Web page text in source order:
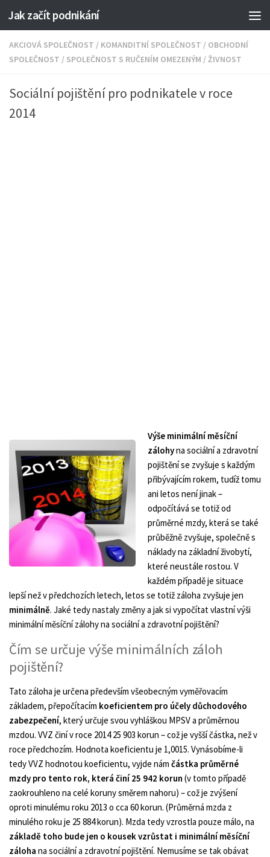
Jak začít podnikání
AKCIOVÁ SPOLEČNOST / KOMANDITNÍ SPOLEČNOST / OBCHODNÍ
SPOLEČNOST / SPOLEČNOST S RUČENÍM OMEZENÝM /ŽIVNOST
Sociální pojištění pro podnikatele v roce
2014
Výše minimální měsíční
zálohyna sociální a zdravotní
pojištění se zvyšuje s každým
přibývajícím rokem, tudíž tomu
ani letos není jinak –
odpočítává se totiž od
průměrné mzdy, která se také
průběžně zvyšuje, společně s
náklady na základní živobytí,
které neustále rostou. V
každém případě je situace
lepší než v předchozích letech, letos se totiž záloha zvyšuje jen
minimálně. Jaké tedy nastaly změny a jak si vypočítat vlastní výši
minimální měsíční zálohy na sociální a zdravotní pojištění?
Čím se určuje výše minimálních záloh
pojištění?
Tato záloha je určena především všeobecným vyměřovacím
základem, přepočítacím koeficientem pro účely důchodového
zabezpečení, který určuje svou vyhláškou MPSV a průměrnou
mzdou. VVZ činí v roce 2014 25 903 korun – což je vyšší částka, než v
roce předchozím. Hodnota koeficientu je 1,0015. Vynásobíme-li
tedy VVZ hodnotou koeficientu, vyjde nám částka průměrné
mzdy pro tento rok, která činí 25 942 korun (v tomto případě
zaokrouhleno na celé koruny směrem nahoru) – což je zvýšení
oproti minulému roku 2013 o cca 60 korun. (Průměrná mzda z
minulého roku je 25 884 korun). Mzda tedy vzrostla pouze málo, na
základě toho bude jen o kousek vzrůstat i minimální měsíční
záloha na sociální a zdravotní pojištění. Nemusíme se tak obávat